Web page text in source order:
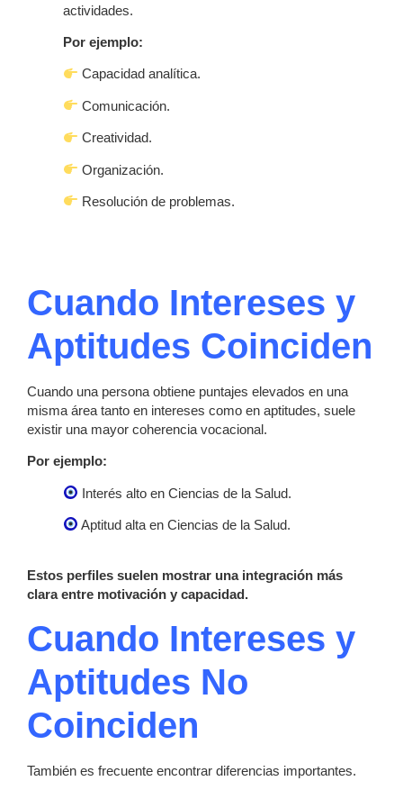
actividades.
Por ejemplo:
Capacidad analítica.
Comunicación.
Creatividad.
Organización.
Resolución de problemas.
Cuando Intereses y
Aptitudes Coinciden
Cuando una persona obtiene puntajes elevados en una
misma área tanto en intereses como en aptitudes, suele
existir una mayor coherencia vocacional.
Por ejemplo:
Interés alto en Ciencias de la Salud.
Aptitud alta en Ciencias de la Salud.
Estos perfiles suelen mostrar una integración más
clara entre motivación y capacidad.
Cuando Intereses y
Aptitudes No
Coinciden
También es frecuente encontrar diferencias importantes.